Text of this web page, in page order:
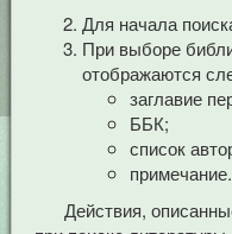
Для начала
При выборе
отображаются
заглавие
ББК;
список
примечание.
Действия,